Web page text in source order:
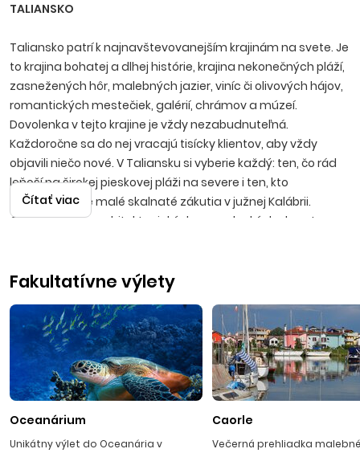
TALIANSKO
Taliansko patrí k najnavštevovanejším krajinám na svete. Je
to krajina bohatej a dlhej histórie, krajina nekonečných pláží,
zasnežených hôr, malebných jazier, viníc či olivových hájov,
romantických mestečiek, galérií, chrámov a múzeí.
Dovolenka v tejto krajine je vždy nezabudnuteľná.
Každoročne sa do nej vracajú tisícky klientov, aby vždy
objavili niečo nové. V Taliansku si vyberie každý: ten, čo rád
leňoší na širokej pieskovej pláži na severe i ten, kto
uprednostňuje malé skalnaté zákutia v južnej Kalábrii.
Obdivovatelia architektonických a umeleckých skvostov
výletov. Všetky zážitky umocní vynikajúca kuchyňa a
SEVERNÝ JADRAN
Iba 600 km od hraníc Slovenska sa nachádzajú najbližšie
piesočnaté pláže severného Jadranu. Táto časť talianskeho
pobrežia, nachádzajúca sa v regiónoch Friuli Venezia Giulia
Čítať viac
Fakultatívne výlety
Oceanárium
Unikátny výlet do Oceanária v
Caorle
Večerná prehliadka